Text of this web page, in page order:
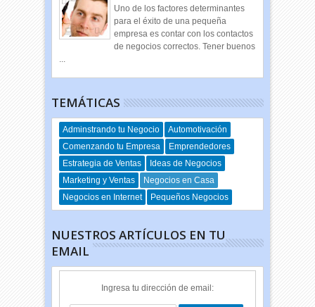
Uno de los factores determinantes
para el éxito de una pequeña
empresa es contar con los contactos
de negocios correctos. Tener buenos
...
TEMÁTICAS
Adminstrando tu Negocio
Automotivación
Comenzando tu Empresa
Emprendedores
Estrategia de Ventas
Ideas de Negocios
Marketing y Ventas
Negocios en Casa
Negocios en Internet
Pequeños Negocios
NUESTROS ARTÍCULOS EN TU
EMAIL
Ingresa tu dirección de email: